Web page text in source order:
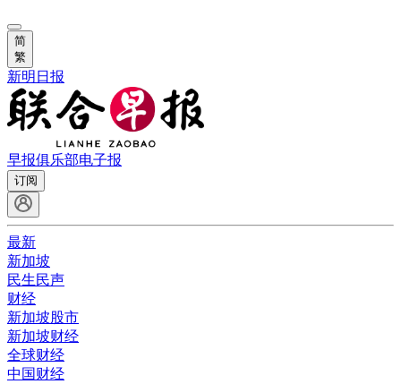
简
繁
新明日报
早报俱乐部电子报
订阅
最新
新加坡
民生民声
财经
新加坡股市
新加坡财经
全球财经
中国财经